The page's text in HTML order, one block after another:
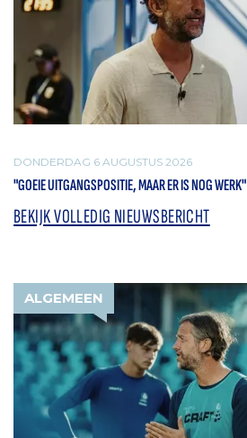
DONDERDAG 6 AUGUSTUS 2026
"GOEIE UITGANGSPOSITIE, MAAR ER IS NOG WERK"
BEKIJK VOLLEDIG NIEUWSBERICHT
ALGEMEEN